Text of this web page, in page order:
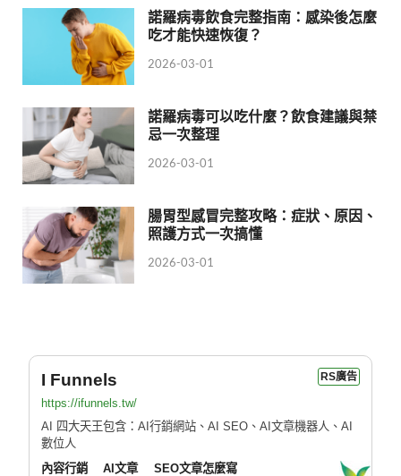
諾羅病毒飲食完整指南：感染後怎麼
吃才能快速恢復？
2026-03-01
諾羅病毒可以吃什麼？飲食建議與禁
忌一次整理
2026-03-01
腸胃型感冒完整攻略：症狀、原因、
照護方式一次搞懂
2026-03-01
I Funnels RS廣告
https://ifunnels.tw/
AI 四大天王包含：AI行銷網站、AI SEO、AI文章機器人、AI
數位人
內容行銷
AI文章 SEO文章怎麼寫